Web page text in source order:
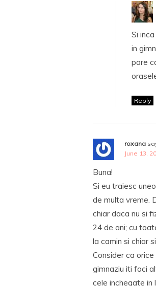
Si
in
pare
Reply
roxana
June 13,
Buna!
Si eu traiesc
de multa vreme.
chiar daca nu si
24 de ani; cu
la camin si chiar
Consider ca
gimnaziu iti faci
cele inchegate in